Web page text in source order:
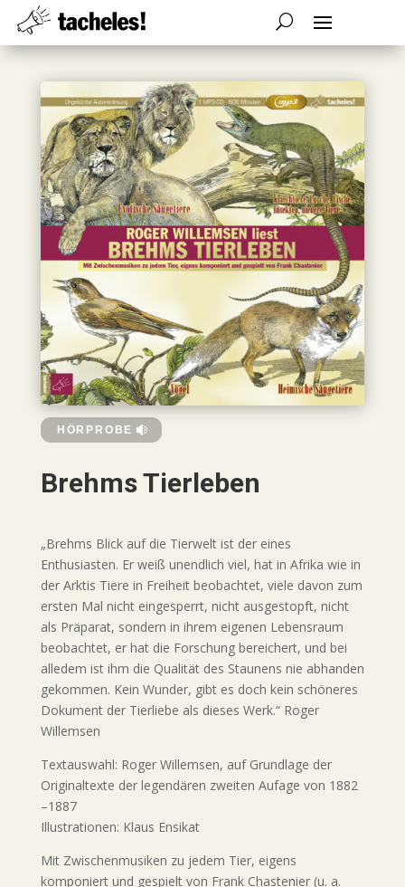
HÖRPROBE
Brehms Tierleben
„Brehms Blick auf die Tierwelt ist der eines
Enthusiasten. Er weiß unendlich viel, hat in Afrika wie in
der Arktis Tiere in Freiheit beobachtet, viele davon zum
ersten Mal nicht eingesperrt, nicht ausgestopft, nicht
als Präparat, sondern in ihrem eigenen Lebensraum
beobachtet, er hat die Forschung bereichert, und bei
alledem ist ihm die Qualität des Staunens nie abhanden
gekommen. Kein Wunder, gibt es doch kein schöneres
Dokument der Tierliebe als dieses Werk.“ Roger
Willemsen
Textauswahl: Roger Willemsen, auf Grundlage der
Originaltexte der legendären zweiten Aufage von 1882
–1887
Illustrationen: Klaus Ensikat
Mit Zwischenmusiken zu jedem Tier, eigens
komponiert und gespielt von Frank Chastenier (u. a.